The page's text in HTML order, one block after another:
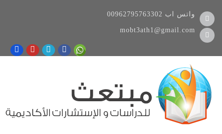
00962795763302 واتس اب
mobt3ath1@gmail.com